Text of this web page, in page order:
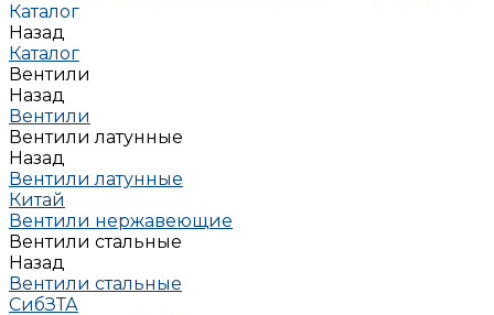
Каталог
Назад
Каталог
Вентили
Назад
Вентили
Вентили латунные
Назад
Вентили латунные
Китай
Вентили нержавеющие
Вентили стальные
Назад
Вентили стальные
СибЗТА